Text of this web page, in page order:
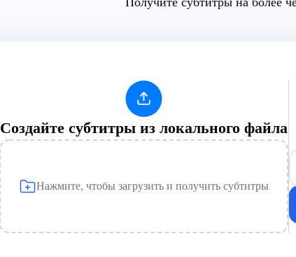
Создайте субтитры из локального файла
Нажмите, чтобы загрузить и получить субтитры